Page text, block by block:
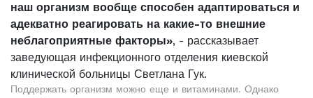
наш организм вообще способен адаптироваться и
адекватно реагировать на какие-то внешние
неблагоприятные факторы», - рассказывает
заведующая инфекционного отделения киевской
клинической больницы Светлана Гук.
Поддержать организм можно еще и витаминами. Однако